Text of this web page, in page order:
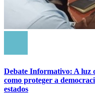
Debate Informativo: A luz
como proteger a
estados